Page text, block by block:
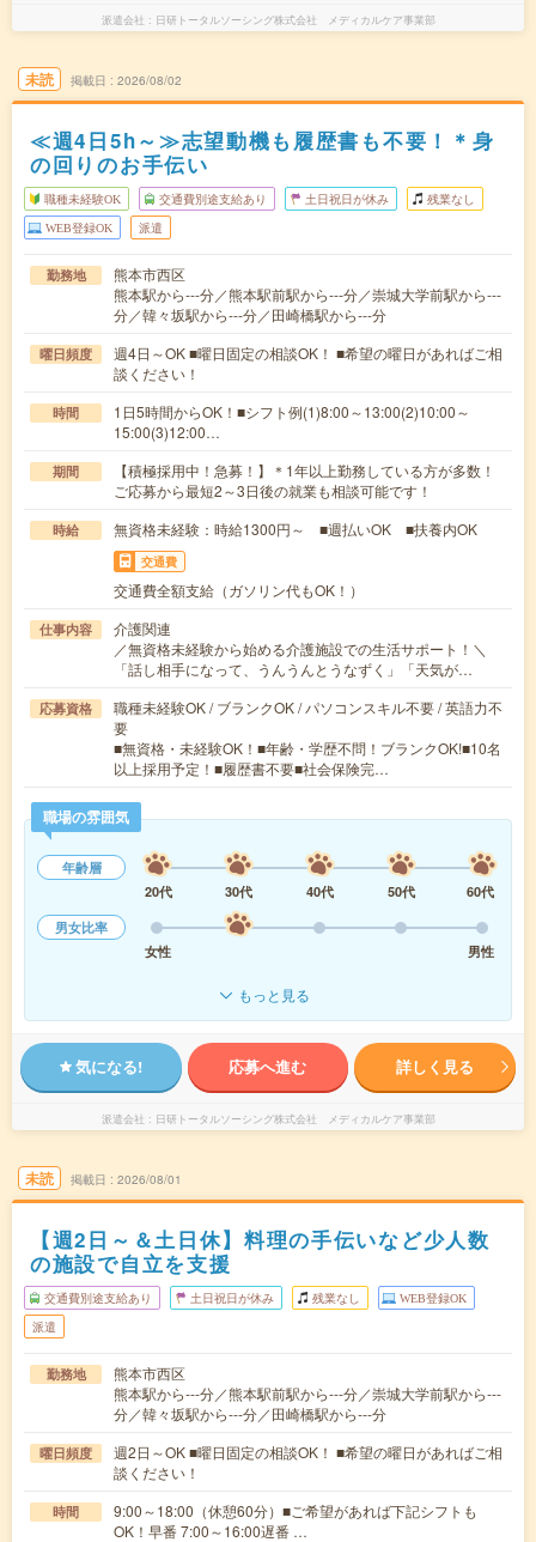
派遣会社 日研トータルソーシング株式会社 メディカルケア事業部
未読 掲載日 2026/08/02
≪週4日5h～≫志望動機も履歴書も不要！＊身
の回りのお手伝い
職種未経験OK 交通費別途支給あり 土日祝日が休み 残業なし
WEB登録OK 派遣
勤務地
熊本市西区
熊本駅から---分／熊本駅前駅から---分／崇城大学前駅から---
分／韓々坂駅から---分／田崎橋駅から---分
曜日頻度
週4日～OK ■曜日固定の相談OK！ ■希望の曜日があればご相
談ください！
時間
1日5時間からOK！■シフト例(1)8:00～13:00(2)10:00～
15:00(3)12:00…
期間
【積極採用中！急募！】＊1年以上勤務している方が多数！
ご応募から最短2～3日後の就業も相談可能です！
時給 無資格未経験：時給1300円～ ■週払いOK ■扶養内OK
交通費
交通費全額支給（ガソリン代もOK！）
仕事内容
介護関連
／無資格未経験から始める介護施設での生活サポート！＼
「話し相手になって、うんうんとうなずく」「天気が…
応募資格
職種未経験OK / ブランクOK / パソコンスキル不要 / 英語力不
要
■無資格・未経験OK！■年齢・学歴不問！ブランクOK!■10名
以上採用予定！■履歴書不要■社会保険完…
職場の雰囲気
年齢層
20代
30代 40代 50代
60代
男女比率
女性
男性
もっと見る
気になる! 応募へ進む 詳しく見る
派遣会社 日研トータルソーシング株式会社 メディカルケア事業部
未読 掲載日 2026/08/01
【週2日～＆土日休】料理の手伝いなど少人数
の施設で自立を支援
交通費別途支給あり 土日祝日が休み 残業なし WEB登録OK
派遣
勤務地
熊本市西区
熊本駅から---分／熊本駅前駅から---分／崇城大学前駅から---
分／韓々坂駅から---分／田崎橋駅から---分
曜日頻度
週2日～OK ■曜日固定の相談OK！ ■希望の曜日があればご相
談ください！
時間
9:00～18:00（休憩60分）■ご希望があれば下記シフトも
OK！早番 7:00～16:00遅番 …